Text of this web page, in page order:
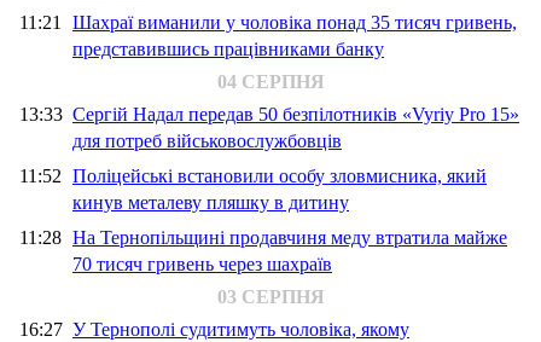
11:21 Шахраї виманили у чоловіка понад 35 тисяч гривень,
представившись працівниками банку
04 СЕРПНЯ
13:33 Сергій Надал передав 50 безпілотників «Vyriy Pro 15»
для потреб військовослужбовців
11:52 Поліцейські встановили особу зловмисника, який
кинув металеву пляшку в дитину
11:28 На Тернопільщині продавчиня меду втратила майже
70 тисяч гривень через шахраїв
03 СЕРПНЯ
16:27 У Тернополі судитимуть чоловіка, якому